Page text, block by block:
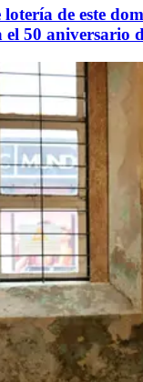
de este
el 50 aniversario